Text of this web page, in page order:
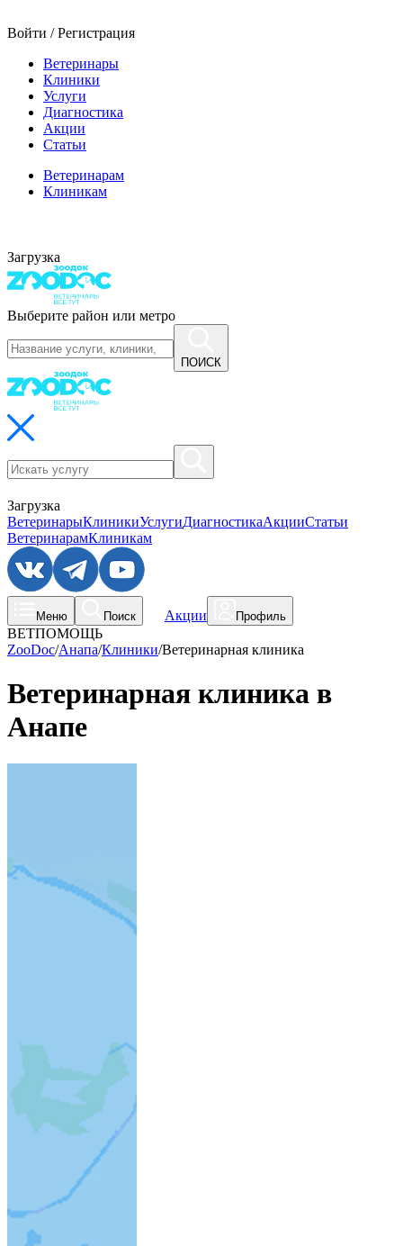
Войти / Регистрация
Ветеринары
Клиники
Услуги
Диагностика
Акции
Статьи
Ветеринарам
Клиникам
Загрузка
Выберите район или метро
ПОИСК
Загрузка
ВетеринарыКлиникиУслугиДиагностикаАкцииСтатьи
ВетеринарамКлиникам
Меню Поиск Акции Профиль
ВЕТПОМОЩЬ
ZooDoc/Анапа/Клиники/Ветеринарная клиника
Ветеринарная клиника в
Анапе